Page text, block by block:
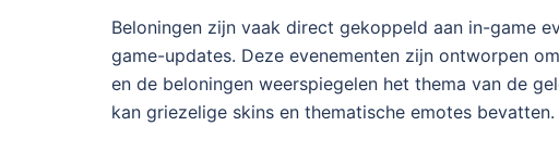
Beloningen zijn vaak direct gekoppeld aan in-game
game-updates. Deze evenementen zijn ontworpen
en de beloningen weerspiegelen het thema van de
kan griezelige skins en thematische emotes bevatten.